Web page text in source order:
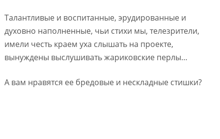
Талантливые и воспитанные, эрудированные и
духовно наполненные, чьи стихи мы, телезрители,
имели честь краем уха слышать на проекте,
вынуждены выслушивать жариковские перлы…
А вам нравятся ее бредовые и нескладные стишки?